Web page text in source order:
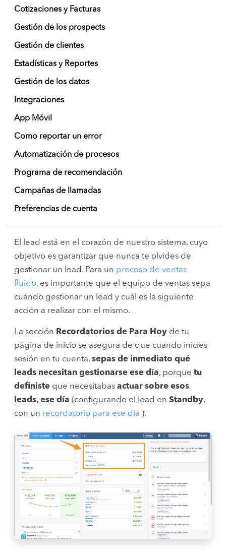
Cotizaciones y Facturas
Gestión de los prospects
Gestión de clientes
Estadísticas y Reportes
Gestión de los datos
Integraciones
App Móvil
Como reportar un error
Automatización de procesos
Programa de recomendación
Campañas de llamadas
Preferencias de cuenta
El lead está en el corazón de nuestro sistema, cuyo
objetivo es garantizar que nunca te olvides de
gestionar un lead. Para un proceso de ventas
fluido, es importante que el equipo de ventas sepa
cuándo gestionar un lead y cuál es la siguiente
acción a realizar con el mismo.
La sección Recordatorios de Para Hoy de tu
página de inicio se asegura de que cuando inicies
sesión en tu cuenta, sepas de inmediato qué
leads necesitan gestionarse ese día, porque tu
definiste que necesitabas actuar sobre esos
leads, ese día (configurando el lead en Standby,
con un recordatorio para ese día ).